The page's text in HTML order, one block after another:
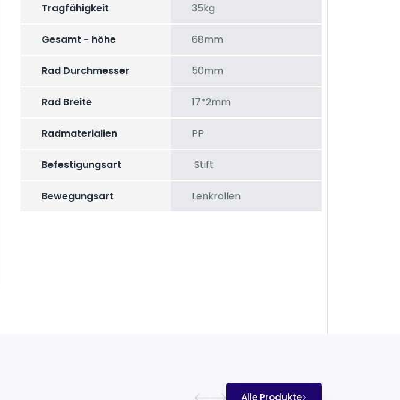
Tragfähigkeit 35kg
Gesamt - höhe 68mm
Rad Durchmesser 50mm
Rad Breite 17*2mm
Radmaterialien PP
Befestigungsart Stift
Bewegungsart Lenkrollen
Alle Produkte